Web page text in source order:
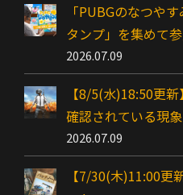
「PUBGのなつや
タンプ」を集めて
2026.07.09
【8/5(水)18:50更
確認されている現
2026.07.09
【7/30(木)11:00更